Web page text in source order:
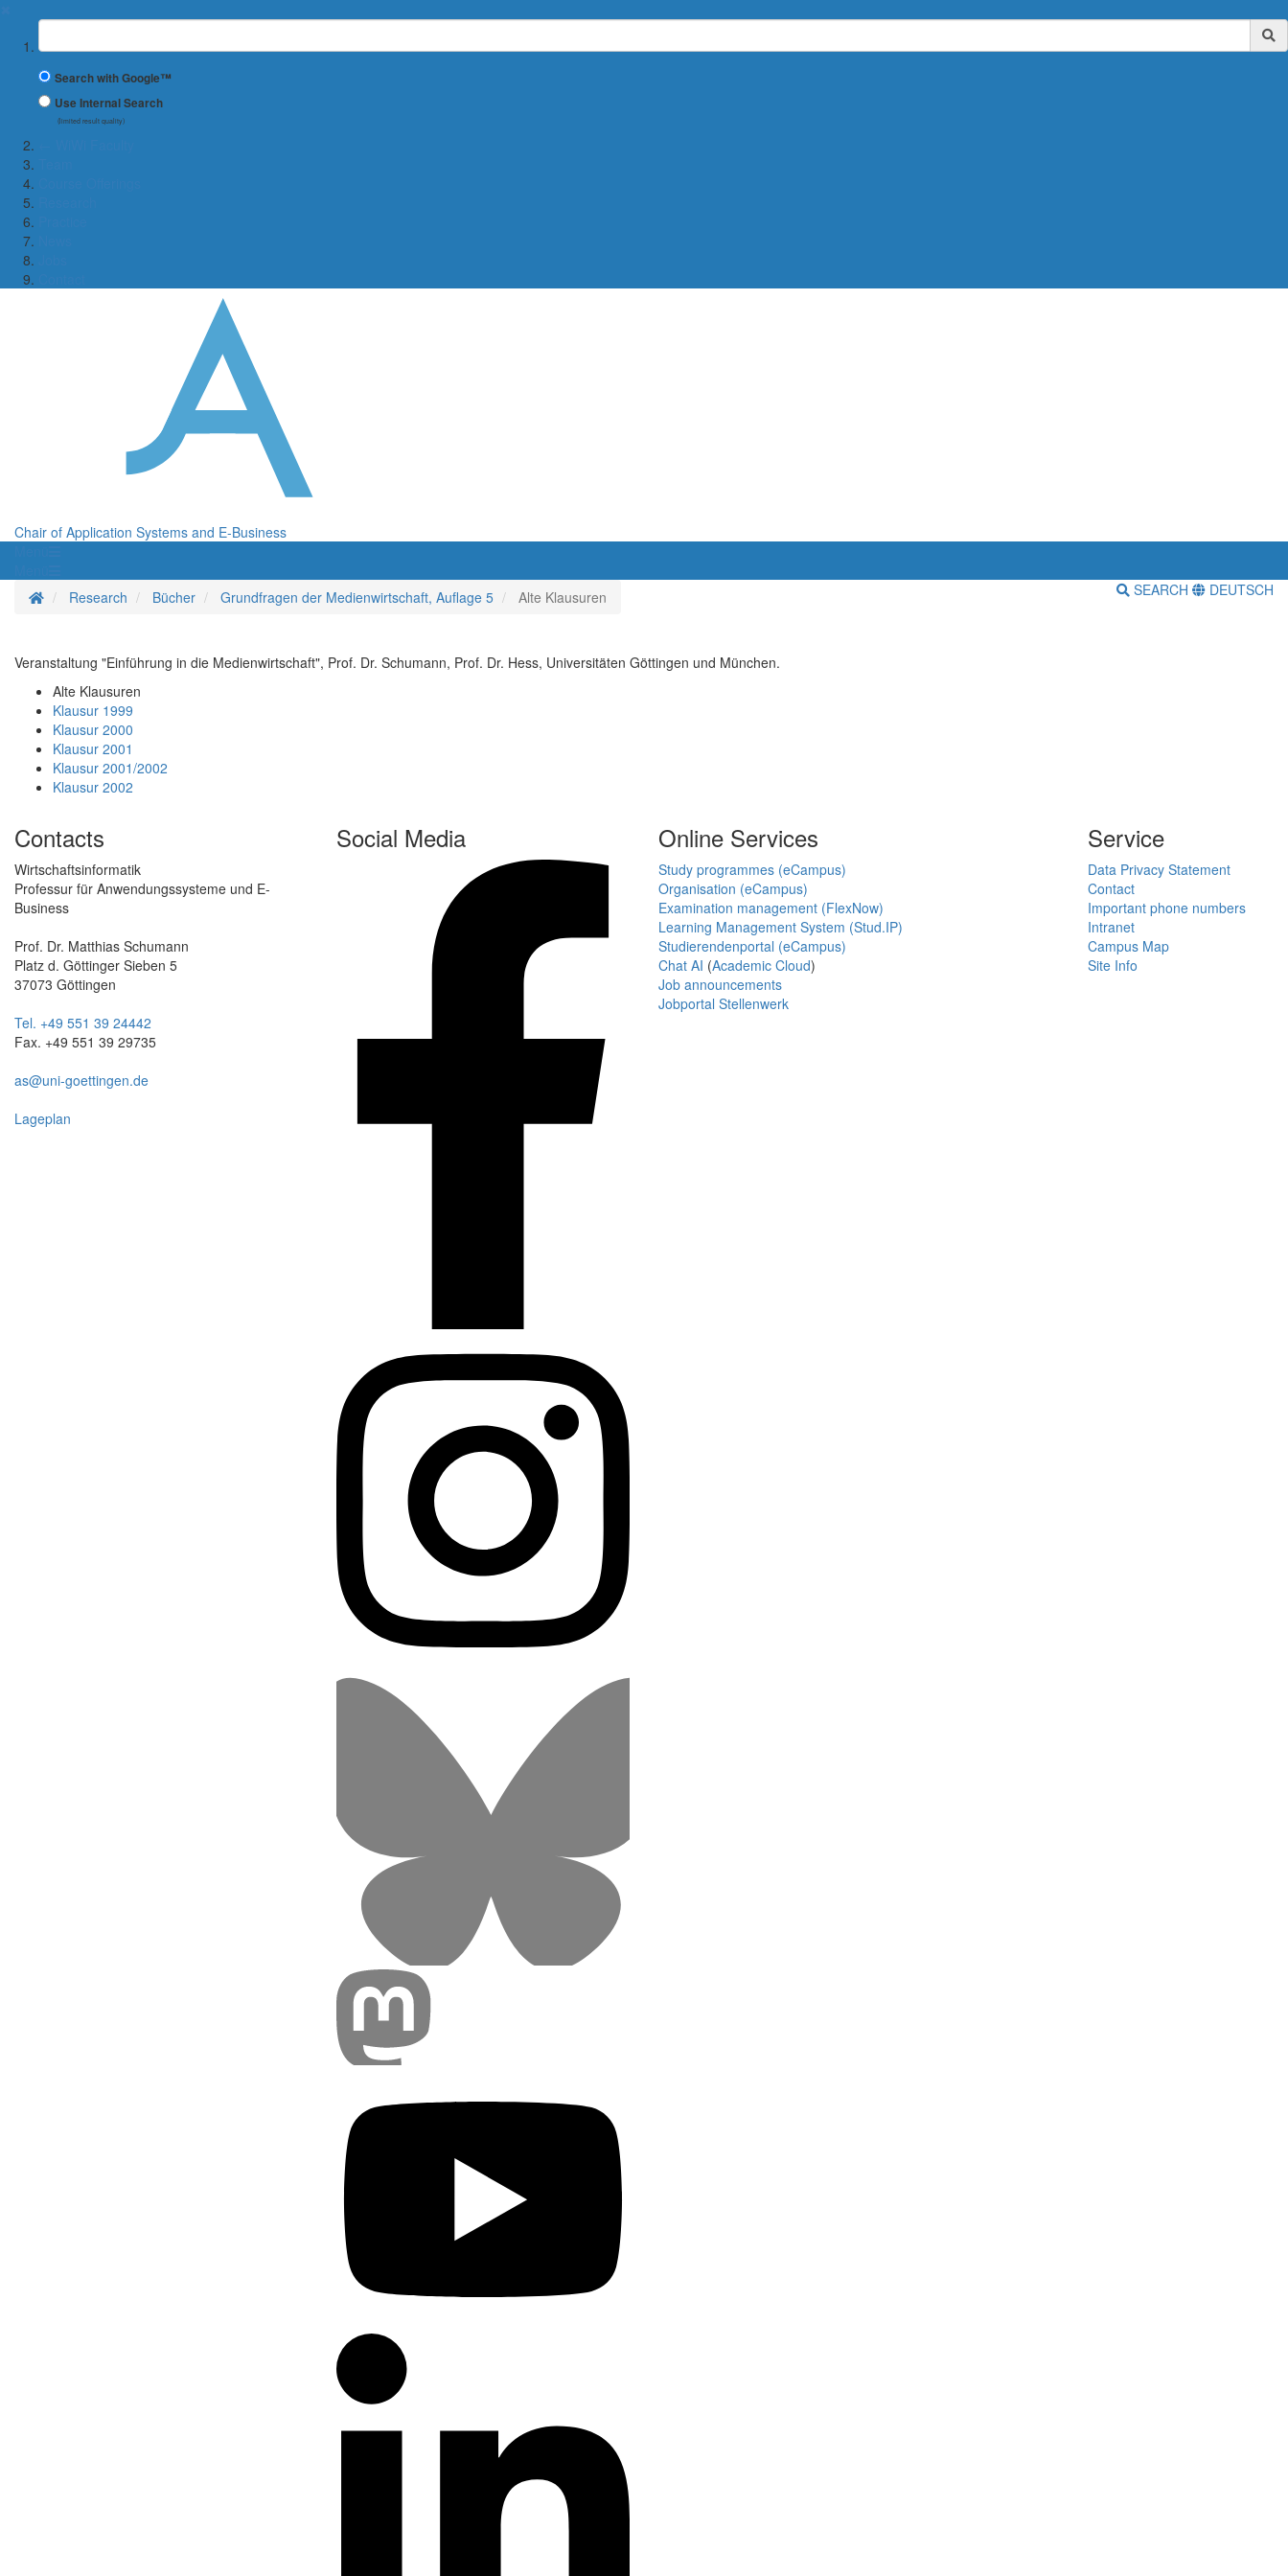
Suchbegriff
Search with Google™
Use Internal Search
(limited result quality)
Chair of Application Systems and E-Business
Homepage
Research Bücher Grundfragen der Medienwirtschaft, Auflage 5 Alte Klausuren SEARCH DEUTSCH
Veranstaltung "Einführung in die Medienwirtschaft", Prof. Dr. Schumann, Prof. Dr. Hess, Universitäten Göttingen und München.
Alte Klausuren
Klausur 1999
Klausur 2000
Klausur 2001
Klausur 2001/2002
Klausur 2002
Contacts
Wirtschaftsinformatik
Professur für Anwendungssysteme und E-
Business
Prof. Dr. Matthias Schumann
Platz d. Göttinger Sieben 5
37073 Göttingen
Tel. +49 551 39 24442
Fax. +49 551 39 29735
as@uni-goettingen.de
Lageplan
Social Media Online Services
Study programmes (eCampus)
Organisation (eCampus)
Examination management (FlexNow)
Learning Management System (Stud.IP)
Studierendenportal (eCampus)
Chat AI (Academic Cloud)
Job announcements
Jobportal Stellenwerk
Service
Data Privacy Statement
Contact
Important phone numbers
Intranet
Campus Map
Site Info